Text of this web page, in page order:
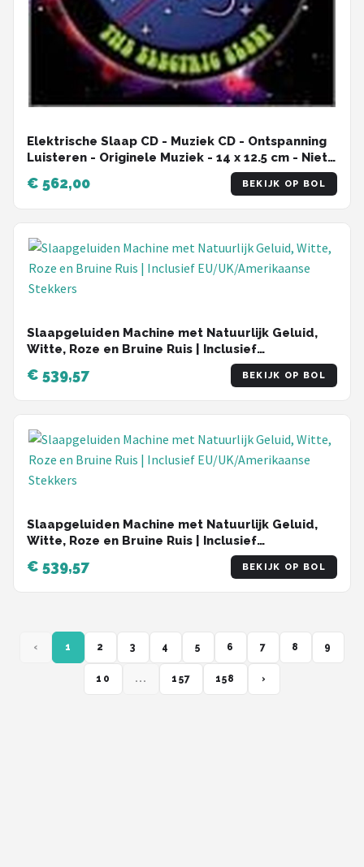
Elektrische Slaap CD - Muziek CD - Ontspanning
Luisteren - Originele Muziek - 14 x 12.5 cm - Niet
€ 562,00 BEKIJK OP BOL
Slaapgeluiden Machine met Natuurlijk Geluid,
Witte, Roze en Bruine Ruis | Inclusief
€ 539,57 BEKIJK OP BOL
Slaapgeluiden Machine met Natuurlijk Geluid,
Witte, Roze en Bruine Ruis | Inclusief
€ 539,57 BEKIJK OP BOL
‹ 1 2 3 4 5 6 7 8 9
10 ... 157 158 ›